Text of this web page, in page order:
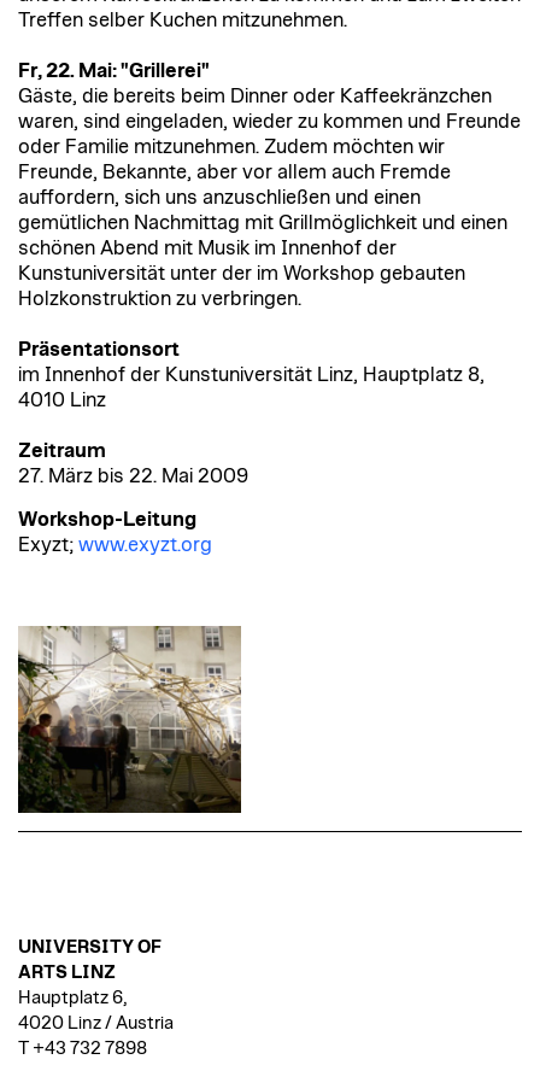
Treffen selber Kuchen mitzunehmen.
Fr, 22. Mai: "Grillerei"
Gäste, die bereits beim Dinner oder Kaffeekränzchen
waren, sind eingeladen, wieder zu kommen und Freunde
oder Familie mitzunehmen. Zudem möchten wir
Freunde, Bekannte, aber vor allem auch Fremde
auffordern, sich uns anzuschließen und einen
gemütlichen Nachmittag mit Grillmöglichkeit und einen
schönen Abend mit Musik im Innenhof der
Kunstuniversität unter der im Workshop gebauten
Holzkonstruktion zu verbringen.
Präsentationsort
im Innenhof der Kunstuniversität Linz, Hauptplatz 8,
4010 Linz
Zeitraum
27. März bis 22. Mai 2009
Workshop-Leitung
Exyzt; www.exyzt.org
UNIVERSITY OF
ARTS LINZ
Hauptplatz 6,
4020 Linz / Austria
T +43 732 7898